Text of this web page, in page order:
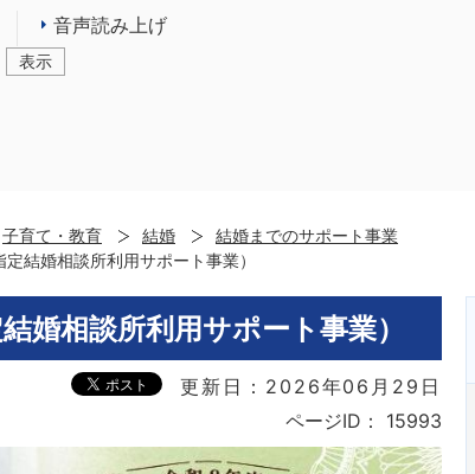
音声読み上げ
表示
子育て・教育 結婚
結婚までのサポート事業
結婚相談所利用サポート事業）
婚相談所利用サポート事業）
更新日：2026年06月29日
ページID：
15993